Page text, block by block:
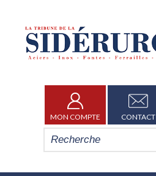
MON COMPTE CONTACT